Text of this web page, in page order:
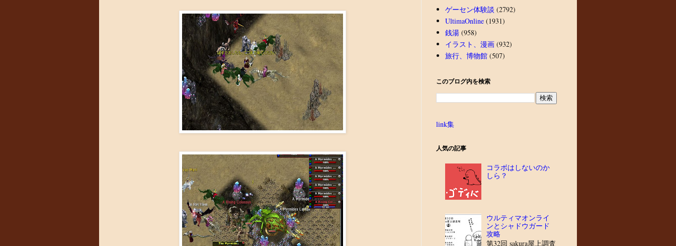
ゲーセン体験談 (2792)
UltimaOnline (1931)
銭湯 (958)
イラスト、漫画 (932)
旅行、博物館 (507)
このブログ内を検索
link集
人気の記事
コラボはしないのか
しら？
ウルティマオンライ
ンとシャドウガード
攻略
第32回 sakura屋上調査